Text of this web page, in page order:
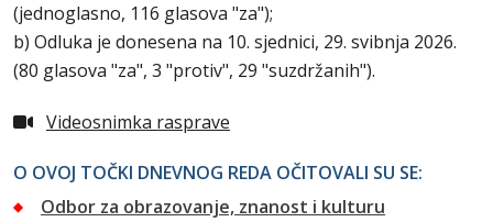
(jednoglasno, 116 glasova "za");
b) Odluka je donesena na 10. sjednici, 29. svibnja 2026.
(80 glasova "za", 3 "protiv", 29 "suzdržanih").
Videosnimka rasprave
O OVOJ TOČKI DNEVNOG REDA OČITOVALI SU SE:
Odbor za obrazovanje, znanost i kulturu